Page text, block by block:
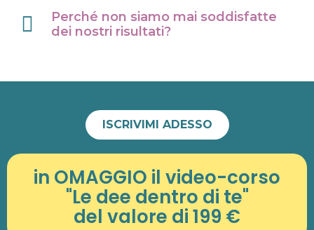
Perché non siamo mai soddisfatte
dei nostri risultati?
ISCRIVIMI ADESSO
in OMAGGIO il video-corso
"Le dee dentro di te"
del valore di 199 €